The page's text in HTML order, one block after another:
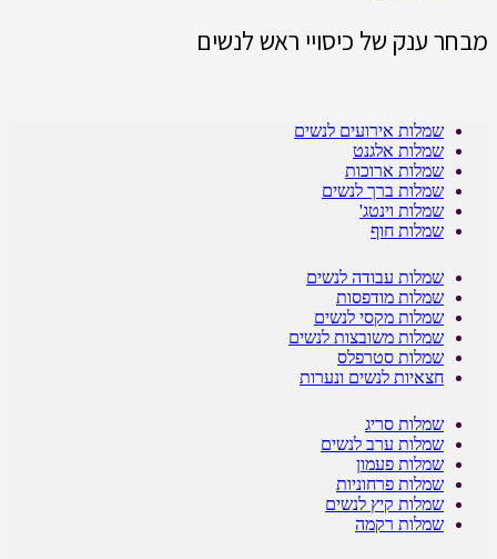
מבחר ענק של כיסויי ראש לנשים
שמלות אירועים לנשים
שמלות אלגנט
שמלות ארוכות
שמלות ברך לנשים
שמלות וינטג'
שמלות חוף
שמלות עבודה לנשים
שמלות מודפסות
שמלות מקסי לנשים
שמלות משובצות לנשים
שמלות סטרפלס
חצאיות לנשים ונערות
שמלות סריג
שמלות ערב לנשים
שמלות פעמון
שמלות פרחוניות
שמלות קיץ לנשים
שמלות רקמה